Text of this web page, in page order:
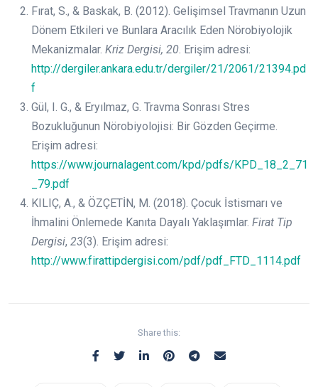
Fırat, S., & Baskak, B. (2012). Gelişimsel Travmanın Uzun
Dönem Etkileri ve Bunlara Aracılık Eden Nörobiyolojik
Mekanizmalar. Kriz Dergisi, 20. Erişim adresi:
http://dergiler.ankara.edu.tr/dergiler/21/2061/21394.pd
f
Gül, I. G., & Eryılmaz, G. Travma Sonrası Stres
Bozukluğunun Nörobiyolojisi: Bir Gözden Geçirme.
Erişim adresi:
https://www.journalagent.com/kpd/pdfs/KPD_18_2_71
_79.pdf
KILIÇ, A., & ÖZÇETİN, M. (2018). Çocuk İstismarı ve
İhmalini Önlemede Kanıta Dayalı Yaklaşımlar. Firat Tip
Dergisi, 23(3). Erişim adresi:
http://www.firattipdergisi.com/pdf/pdf_FTD_1114.pdf
Share this: